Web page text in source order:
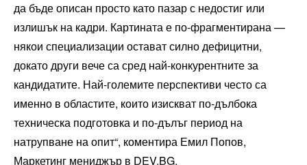
да бъде описан просто като пазар с недостиг или
излишък на кадри. Картината е по-фрагментирана —
някои специализации остават силно дефицитни,
докато други вече са сред най-конкурентните за
кандидатите. Най-големите перспективи често са
именно в областите, които изискват по-дълбока
техническа подготовка и по-дълъг период на
натрупване на опит“, коментира Емил Попов,
Маркетинг мениджър в DEV.BG.